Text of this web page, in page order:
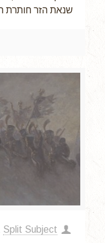
שנאת הזר חותרת
Split Subject